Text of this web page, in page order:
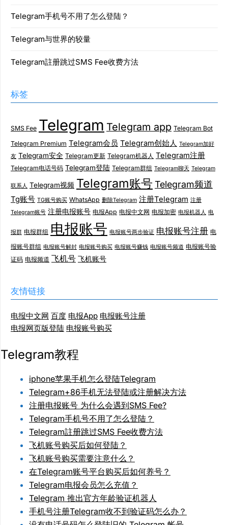
Telegram手机号不用了怎么登陆？
Telegram与世界的较量
Telegram註册跳过SMS Fee收费方法
标签
SMS Fee Telegram Telegram app Telegram Bot
Telegram Premium Telegram会员 Telegram创始人 Telegram加好
友 Telegram安全 Telegram更新 Telegram机器人 Telegram注册
Telegram电话号码 Telegram登陆 Telegram群组 Telegram聊天 Telegram
联系人 Telegram视频 Telegram账号 Telegram频道
Tg账号 TG账号购买 WhatsApp 删除Telegram 注册Telegram 注册
Telegram账号 注册电报账号 电报App 电报中文网 电报加密 电报机器人 电
报群 电报群组 电报账号 电报账号两步验证 电报账号注册 电
报账号群组 电报账号解封 电报账号购买 电报账号赚钱 电报账号频道 电报账号验
证码 电报频道 飞机号 飞机账号
友情链接
电报中文网 百度 电报App 电报账号注册
电报网页版登陆 电报账号购买
Telegram教程
iphone苹果手机怎么登陆Telegram
Telegram+86手机无法登陆或注册解决方法
注册电报账号 为什么会遇到SMS Fee?
Telegram手机号不用了怎么登陆？
Telegram註册跳过SMS Fee收费方法
飞机账号购买后如何登陆？
飞机账号购买需要注意什么？
在Telegram账号平台购买后如何养号？
Telegram电报会员怎么充值？
Telegram 推出官方年龄验证机器人
手机号注册Telegram收不到验证码怎么办？